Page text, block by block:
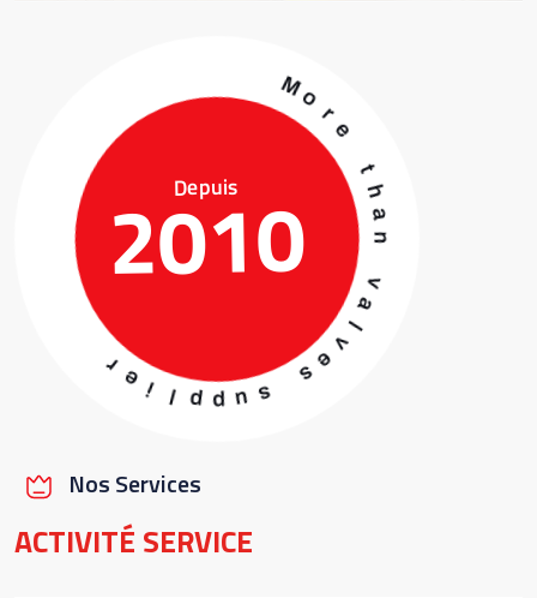
Depuis
2010
M
o
r
e
a
n
v
a
l
v
e
s
s
u
p
p
l
Nos Services
ACTIVITÉ SERVICE